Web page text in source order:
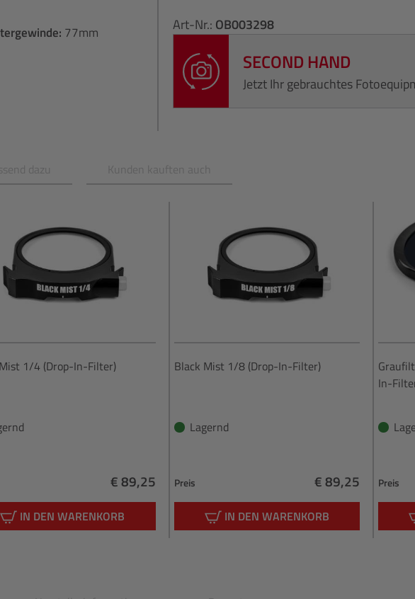
77mm Art-Nr.: OB003298
SECOND HAND
Jetzt Ihr gebrauchtes
dazu
Kunden kauften auch
1/4 (Drop-In-Filter)
Regulärer Preis:
€ 89,25
IN DEN WARENKORB
Black Mist 1/8 (Drop-In-Filter)
Lagernd
Preis
Regulärer Preis:
€ 89,25
IN DEN WARENKORB
In-
Preis